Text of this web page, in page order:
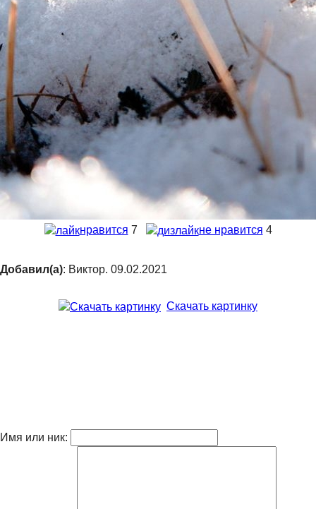
нравится 7 не нравится 4
Добавил(а): Виктор. 09.02.2021
Скачать картинку
Имя или ник: